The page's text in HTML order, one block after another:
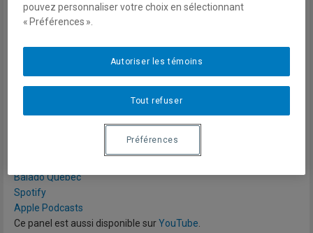
Avec :
Charlotte ESCORNE, Institut Français de Géopolitique
Nicolas KLINGELSCHMITT, Chaire Raoul-Dandurand
en études stratégiques et diplomatiques
Balado Québec
Spotify
Apple Podcasts
Ce panel est aussi disponible surYouTube
pouvez personnaliser votre choix en sélectionnant
« Préférences ».
Tout refuser
Autoriser les témoins
Préférences